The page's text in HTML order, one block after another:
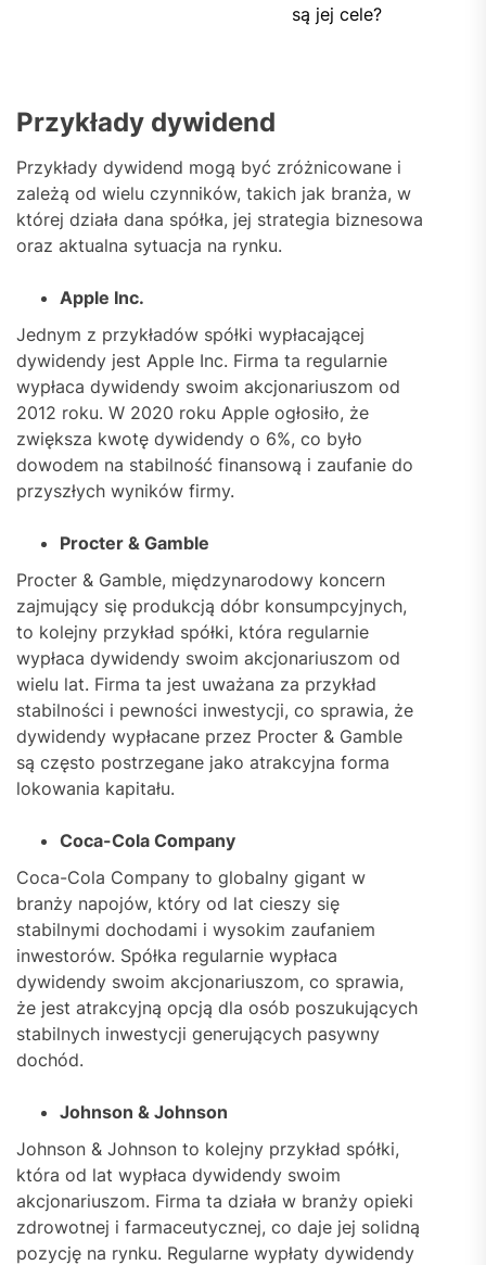
są jej cele?
Przykłady dywidend
Przykłady dywidend mogą być zróżnicowane i
zależą od wielu czynników, takich jak branża, w
której działa dana spółka, jej strategia biznesowa
oraz aktualna sytuacja na rynku.
Apple Inc.
Jednym z przykładów spółki wypłacającej
dywidendy jest Apple Inc. Firma ta regularnie
wypłaca dywidendy swoim akcjonariuszom od
2012 roku. W 2020 roku Apple ogłosiło, że
zwiększa kwotę dywidendy o 6%, co było
dowodem na stabilność finansową i zaufanie do
przyszłych wyników firmy.
Procter & Gamble
Procter & Gamble, międzynarodowy koncern
zajmujący się produkcją dóbr konsumpcyjnych,
to kolejny przykład spółki, która regularnie
wypłaca dywidendy swoim akcjonariuszom od
wielu lat. Firma ta jest uważana za przykład
stabilności i pewności inwestycji, co sprawia, że
dywidendy wypłacane przez Procter & Gamble
są często postrzegane jako atrakcyjna forma
lokowania kapitału.
Coca-Cola Company
Coca-Cola Company to globalny gigant w
branży napojów, który od lat cieszy się
stabilnymi dochodami i wysokim zaufaniem
inwestorów. Spółka regularnie wypłaca
dywidendy swoim akcjonariuszom, co sprawia,
że jest atrakcyjną opcją dla osób poszukujących
stabilnych inwestycji generujących pasywny
dochód.
Johnson & Johnson
Johnson & Johnson to kolejny przykład spółki,
która od lat wypłaca dywidendy swoim
akcjonariuszom. Firma ta działa w branży opieki
zdrowotnej i farmaceutycznej, co daje jej solidną
pozycję na rynku. Regularne wypłaty dywidendy